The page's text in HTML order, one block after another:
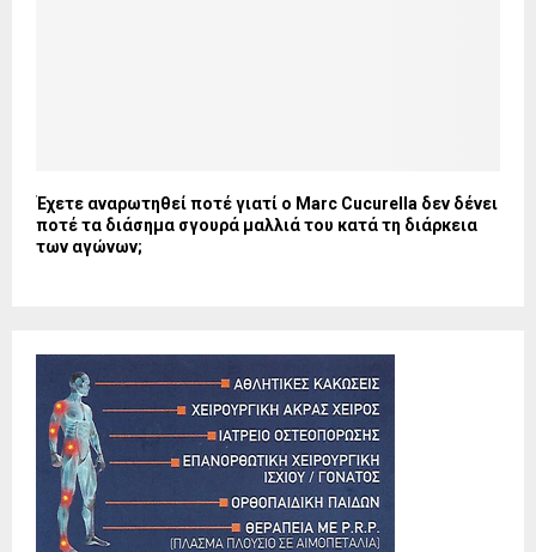
Έχετε αναρωτηθεί ποτέ γιατί ο Marc Cucurella δεν δένει
ποτέ τα διάσημα σγουρά μαλλιά του κατά τη διάρκεια
των αγώνων;